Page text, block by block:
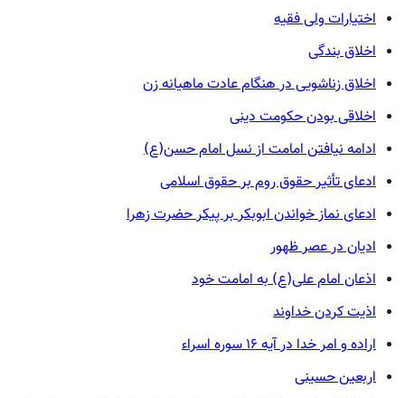
اختیارات ولی فقیه
اخلاق بندگی
اخلاق زناشویی در هنگام عادت ماهیانه زن
اخلاقی بودن حکومت دینی
ادامه نیافتن امامت از نسل امام حسن(ع)
ادعای تأثیر حقوق روم بر حقوق اسلامی
ادعای نماز خواندن ابوبکر بر پیکر حضرت زهرا
ادیان در عصر ظهور
اذعان امام علی(ع) به امامت خود
اذیت کردن خداوند
اراده و امر خدا در آیه ۱۶ سوره اسراء
اربعین حسینی